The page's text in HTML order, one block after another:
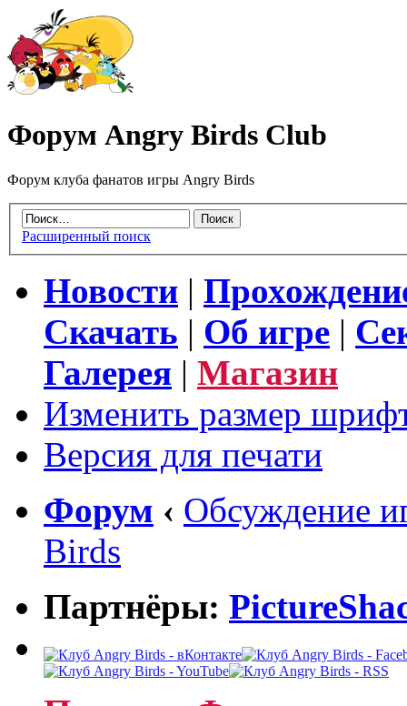
Форум Angry Birds Club
Форум клуба фанатов игры Angry Birds
Расширенный поиск
Новости |
Скачать | Об игре |
Галерея | Магазин
Изменить размер
Версия для печати
Форум ‹ Обсуждение
Birds
Партнёры: